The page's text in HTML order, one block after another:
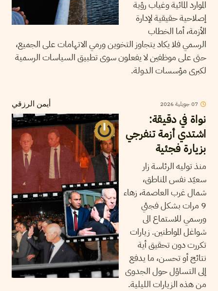
الموارد المائية وغياب رؤية
إصلاحية حقيقية لإدارة
الأزمة، أما الخطاب
الرسمي فلا يكاد يتجاوز التخوين ورمي الاتهامات على الجميع،
حتى على موظفين لا يفعلون سوى تطبيق السياسات الرسمية
لكبرى مؤسسات الدولة.
أيمن الرزقي 07جويلية2026
نواة في دقيقة:
اشتدي أزمة تنفرجي
بزيارة فجئية
منذ توليه الرئاسة زار
سعيّد نفس المناطق،
شمال غرب العاصمة، زهاء
9 مرات بشكل فجئي
ورسمي للاستماع الى
شواغل المواطنين. زيارات
تكررت دون تحقيق أية
نتائج أو تحسن، ما يدفع
إلى التساؤل حول الجدوى
من هذه الزيارات الليلية.